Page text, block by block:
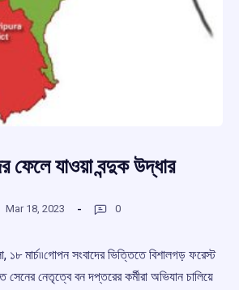
ফেলে যাওয়া বন্দুক উদ্ধার
Mar 18, 2023 0
মার্চ৷৷গোপন সংবাদের ভিত্তিতে বিশালগড় ফরেস্ট
সেনের নেতৃত্বে বন দপ্তরের কর্মীরা অভিযান চালিয়ে